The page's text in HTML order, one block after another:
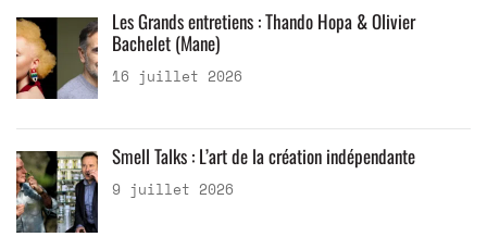
Les Grands entretiens : Thando Hopa & Olivier
Bachelet (Mane)
16 juillet 2026
Smell Talks : L’art de la création indépendante
9 juillet 2026